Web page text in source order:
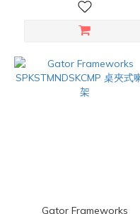
Gator Frameworks